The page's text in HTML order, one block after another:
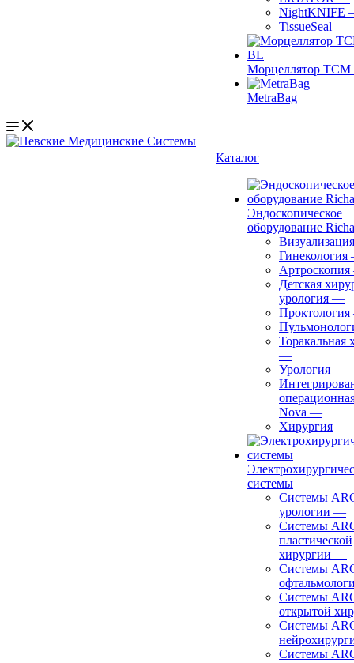
NightKNIFE
TissueSeal
Морцеллятор ТСМ
MetraBag
Каталог
Эндоскопическое
оборудование
Визуализация
Гинекология
Артроскопия
Детская
урология —
Проктология
Торакальная
—
Урология —
Nova —
Хирургия
системы
Системы
урологии —
Системы
пластической
хирургии —
Системы
Системы
открытой
Системы
Системы